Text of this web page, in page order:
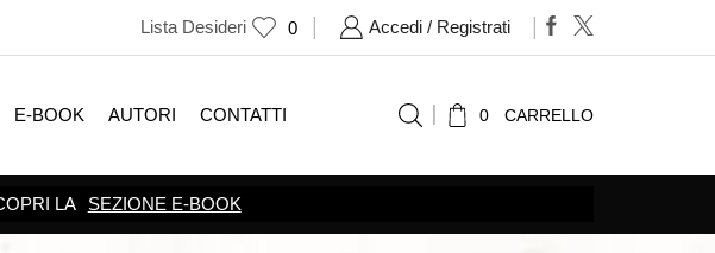
Lista Desideri 0 Accedi / Registrati
E-BOOK AUTORI CONTATTI 0 CARRELLO